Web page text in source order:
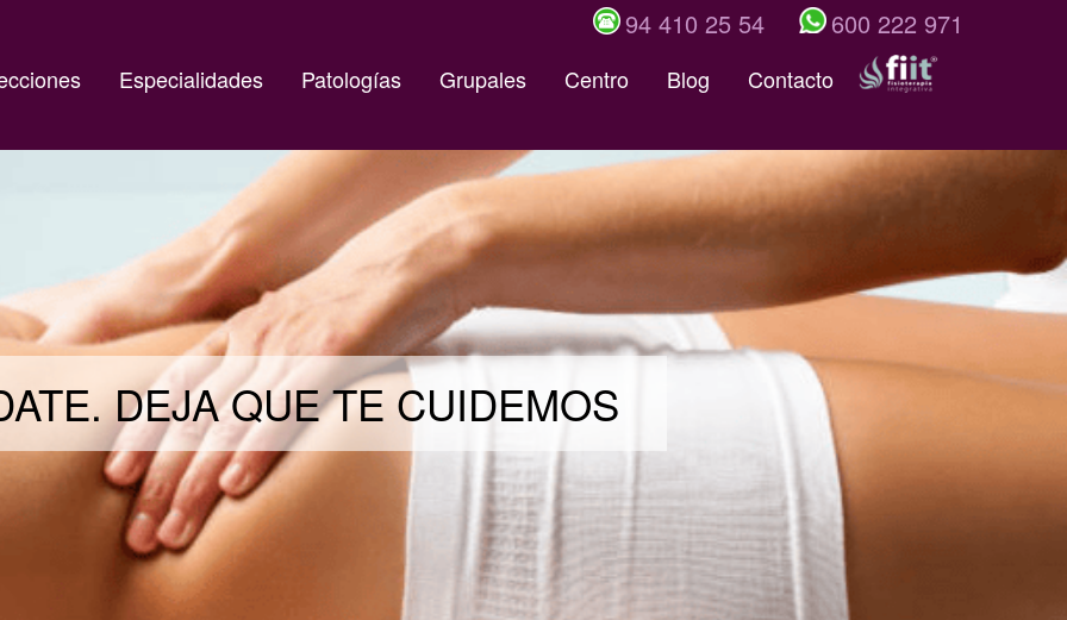
94 410 25 54 600 222 971
Especialidades Patologías Grupales Centro Blog Contacto
DEJA QUE TE CUIDEMOS